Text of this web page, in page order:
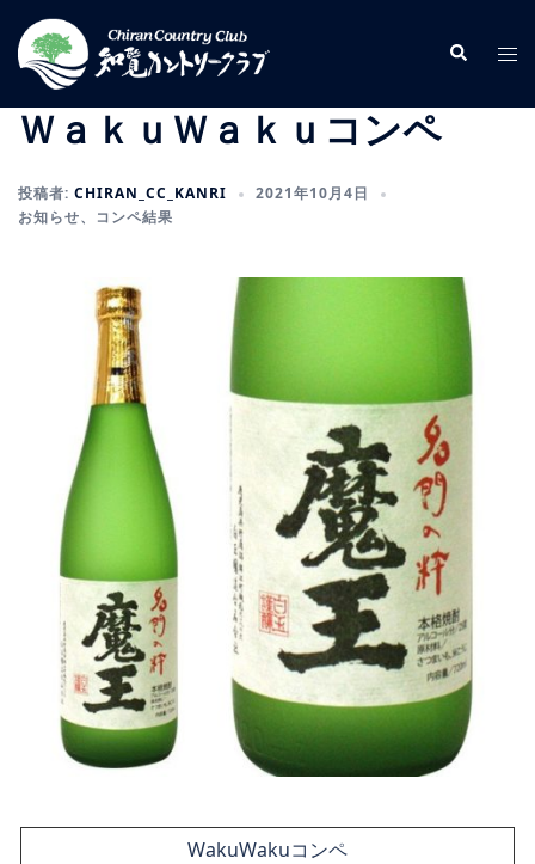
ン
検
索
ト
ル
ＷａｋｕＷａｋｕコンペ
投稿者: CHIRAN_CC_KANRI
2021年10月4日
お知らせ、 コンペ結果
WakuWakuコンペ